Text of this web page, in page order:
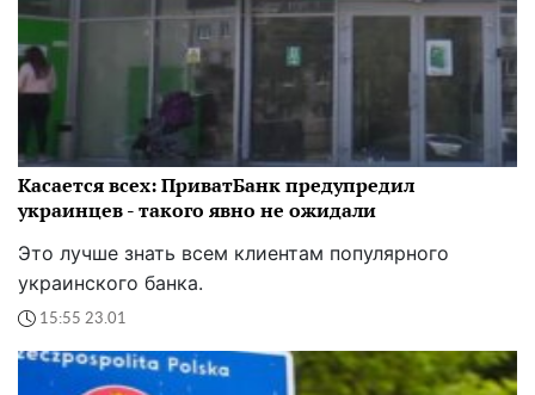
Касается всех: ПриватБанк предупредил
украинцев - такого явно не ожидали
Это лучше знать всем клиентам популярного
украинского банка.
15:55 23.01